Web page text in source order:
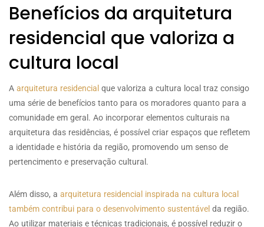
Benefícios da arquitetura
residencial que valoriza a
cultura local
A arquitetura residencial que valoriza a cultura local traz consigo
uma série de benefícios tanto para os moradores quanto para a
comunidade em geral. Ao incorporar elementos culturais na
arquitetura das residências, é possível criar espaços que refletem
a identidade e história da região, promovendo um senso de
pertencimento e preservação cultural.
Além disso, a arquitetura residencial inspirada na cultura local
também contribui para o desenvolvimento sustentável da região.
Ao utilizar materiais e técnicas tradicionais, é possível reduzir o